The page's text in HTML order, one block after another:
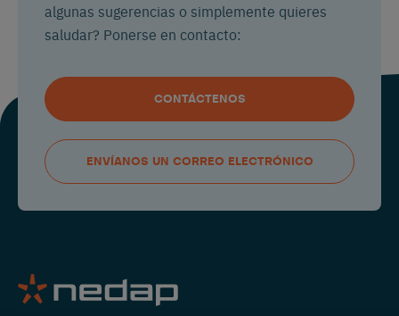
algunas sugerencias o simplemente quieres
saludar? Ponerse en contacto:
CONTÁCTENOS
ENVÍANOS UN CORREO ELECTRÓNICO